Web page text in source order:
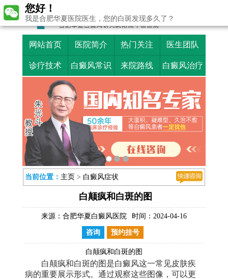
网站首页 医院简介 热门关注 医生团队
诊疗技术 白癜风常识 来院路线 白癜风治疗
当前位置： 主页 > 白癜风症状
白颠疯和白斑的图
来源： 合肥华夏白癜风医院 时间：2024-04-16
咨询 预约挂号
白颠疯和白斑的图
白颠疯和白斑的图是白癜风这一常见皮肤疾
病的重要展示形式。通过观察这些图像，可以更
您好！
我是合肥华夏医院医生，您的白斑发现多久了？